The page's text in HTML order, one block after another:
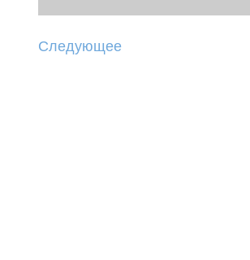
Следующее